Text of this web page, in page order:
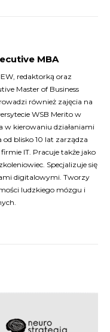
MBA
redaktorką oraz
Master of Business
również zajęcia na
WSB Merito w
w kierowaniu działaniami
blisko 10 lat zarządza
IT. Pracuje także jako
Specjalizuje się
digitalowymi. Tworzy
ludzkiego mózgu i